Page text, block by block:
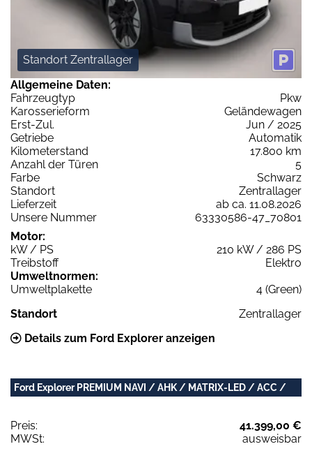
Standort Zentrallager
Allgemeine Daten:
Fahrzeugtyp
Pkw
Karosserieform
Geländewagen
Erst-Zul.
Jun / 2025
Getriebe
Automatik
Kilometerstand
17.800 km
Anzahl der Türen
5
Farbe
Schwarz
Standort
Zentrallager
Lieferzeit
ab ca. 11.08.2026
Unsere Nummer
63330586-47_70801
Motor:
kW / PS
210 kW / 286 PS
Treibstoff
Elektro
Umweltnormen:
Umweltplakette
4 (Green)
Standort
Zentrallager
Details zum Ford Explorer anzeigen
Ford Explorer PREMIUM NAVI / AHK / MATRIX-LED / ACC /
Preis:
41.399,00 €
MWSt:
ausweisbar